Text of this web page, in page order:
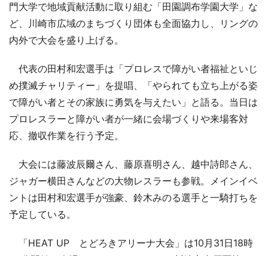
門大学で地域貢献活動に取り組む「田園調布学園大学」な
ど、川崎市広域のまちづくり団体も全面協力し、リングの
内外で大会を盛り上げる。
代表の田村和宏選手は「プロレスで障がい者福祉といじ
め撲滅チャリティー」を提唱、「やられても立ち上がる姿
で障がい者とその家族に勇気を与えたい」と語る。当日は
プロレスラーと障がい者が一緒に会場づくりや来場客対
応、撤収作業を行う予定。
大会には藤波辰爾さん、藤原喜明さん、越中詩郎さん、
ジャガー横田さんなどの大物レスラーも参戦。メインイベ
ントは田村和宏選手が強豪、鈴木みのる選手と一騎打ちを
予定している。
「HEAT UP とどろきアリーナ大会」は10月31日18時